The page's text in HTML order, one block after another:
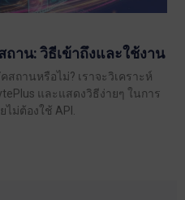
าน: วิธีเข้าถึงและใช้งาน
สถานหรือไม่? เราจะวิเคราะห์
และแสดงวิธีง่ายๆ ในการ
ม่ต้องใช้ API.